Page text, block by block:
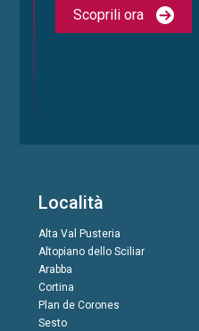
Scoprili ora
Località
Alta Val Pusteria
Altopiano dello Sciliar
Arabba
Cortina
Plan de Corones
Sesto